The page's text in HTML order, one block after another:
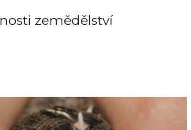
zemědělství